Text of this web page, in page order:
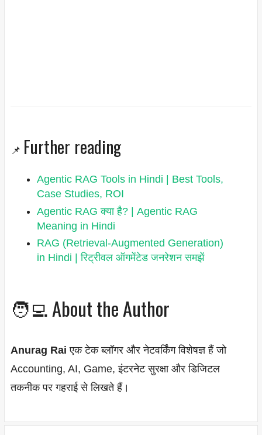
📌 Further reading
Agentic RAG Tools in Hindi | Best Tools,
Case Studies, ROI
Agentic RAG क्या है? | Agentic RAG
Meaning in Hindi
RAG (Retrieval-Augmented Generation)
in Hindi | रिट्रीवल ऑगमेंटेड जनरेशन समझें
🧑‍💻 About the Author
Anurag Rai एक टेक ब्लॉगर और नेटवर्किंग विशेषज्ञ हैं जो
Accounting, AI, Game, इंटरनेट सुरक्षा और डिजिटल
तकनीक पर गहराई से लिखते हैं।